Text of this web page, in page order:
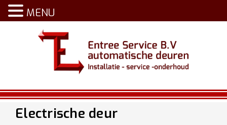
Electrische deur
MENU